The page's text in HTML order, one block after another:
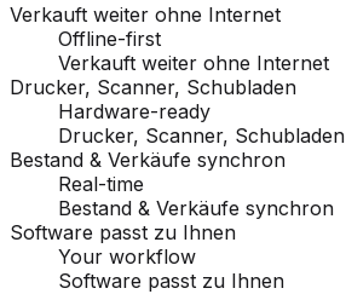
Verkauft weiter ohne Internet
Offline-first
Verkauft weiter ohne Internet
Drucker, Scanner, Schubladen
Hardware-ready
Drucker, Scanner, Schubladen
Bestand & Verkäufe synchron
Real-time
Bestand & Verkäufe synchron
Software passt zu Ihnen
Your workflow
Software passt zu Ihnen